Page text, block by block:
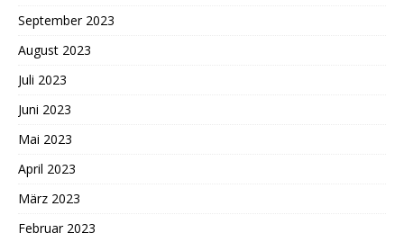
September 2023
August 2023
Juli 2023
Juni 2023
Mai 2023
April 2023
März 2023
Februar 2023